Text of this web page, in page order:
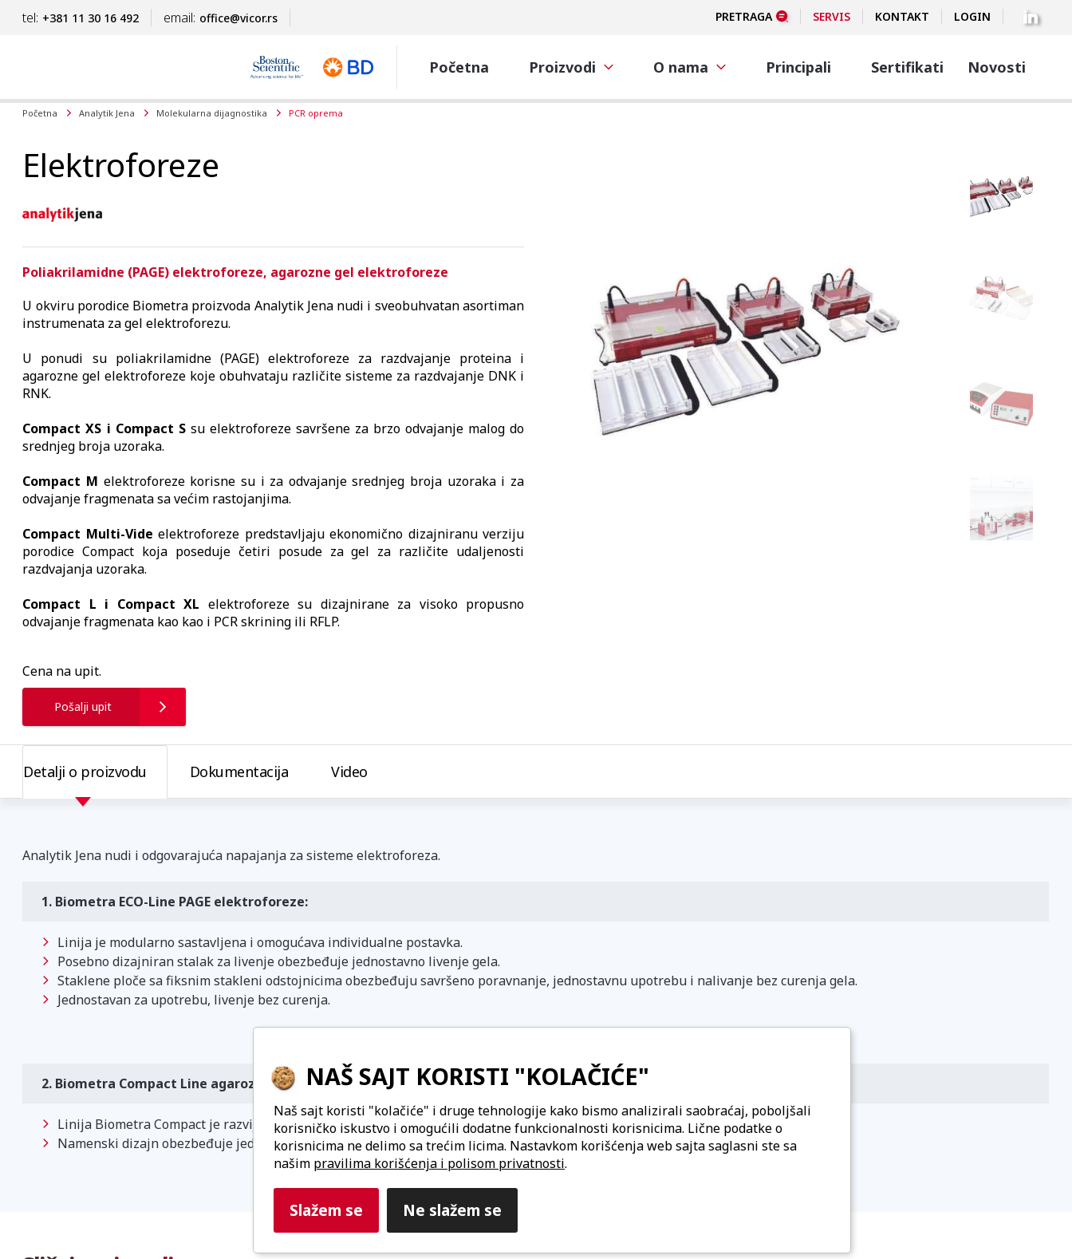
tel: +381 11 30 16 492 email: office@vicor.rs PRETRAGA SERVIS KONTAKT LOGIN
Početna Proizvodi O nama Principali Sertifikati Novosti
Početna Analytik Jena Molekularna dijagnostika PCR oprema
Elektroforeze
Poliakrilamidne (PAGE) elektroforeze, agarozne gel elektroforeze
U okviru porodice Biometra proizvoda Analytik Jena nudi i sveobuhvatan asortiman
instrumenata za gel elektroforezu.
U ponudi su poliakrilamidne (PAGE) elektroforeze za razdvajanje proteina i
agarozne gel elektroforeze koje obuhvataju različite sisteme za razdvajanje DNK i
RNK.
Compact XS i Compact Ssu elektroforeze savršene za brzo odvajanje malog do
srednjeg broja uzoraka.
Compact M elektroforeze korisne su i za odvajanje srednjeg broja uzoraka i za
odvajanje fragmenata sa većim rastojanjima.
Compact Multi-Vide elektroforeze predstavljaju ekonomično dizajniranu verziju
porodice Compact koja poseduje četiri posude za gel za različite udaljenosti
razdvajanja uzoraka.
Compact L i Compact XL elektroforeze su dizajnirane za visoko propusno
odvajanje fragmenata kao kao i PCR skrining ili RFLP.
Cena na upit.
Pošalji upit
Detalji o proizvodu Dokumentacija Video
Analytik Jena nudi i odgovarajuća napajanja za sisteme elektroforeza.
1. Biometra ECO-Line PAGE elektroforeze:
Linija je modularno sastavljena i omogućava individualne postavka.
Posebno dizajniran stalak za livenje obezbeđuje jednostavno livenje gela.
Staklene ploče sa fiksnim stakleni odstojnicima obezbeđuju savršeno poravnanje, jednostavnu upotrebu i nalivanje bez curenja gela.
Jednostavan za upotrebu, livenje bez curenja.
2. Biometra Compact Line agarozne gel elektroforeze:
Linija Biometra Compact je razvijena na osnovu iskustva i potreba korisnika u istraživačkim i rutinskim laboratorijama širom sveta.
Namenski dizajn obezbeđuje jednostavnu upotrebu i pouzdanost pri odvajanju i analizi nukleinskih kiselina u agaroznim gelovima.
NAŠ SAJT KORISTI "KOLAČIĆE"
Naš sajt koristi "kolačiće" i druge tehnologije kako bismo analizirali saobraćaj, poboljšali
korisničko iskustvo i omogućili dodatne funkcionalnosti korisnicima. Lične podatke o
korisnicima ne delimo sa trećim licima. Nastavkom korišćenja web sajta saglasni ste sa
našim pravilima korišćenja i polisom privatnosti.
Slažem se Ne slažem se